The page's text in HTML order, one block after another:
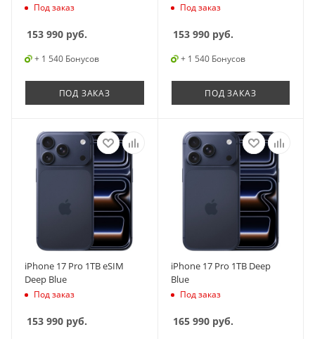
Под заказ
153 990 руб.
+ 1 540 Бонусов
ПОД ЗАКАЗ
Под заказ
153 990руб.
+ 1 540 Бонусов
ПОД ЗАКАЗ
iPhone 17 Pro 1TB eSIM
Deep Blue
Под заказ
153 990 руб.
iPhone 17 Pro 1TB Deep
Blue
Под заказ
165 990руб.